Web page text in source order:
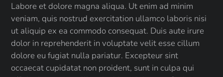
Labore et dolore magna aliqua. Ut enim ad minim
veniam, quis nostrud exercitation ullamco laboris nisi
ut aliquip ex ea commodo consequat. Duis aute irure
dolor in reprehenderit in voluptate velit esse cillum
dolore eu fugiat nulla pariatur. Excepteur sint
occaecat cupidatat non proident, sunt in culpa qui